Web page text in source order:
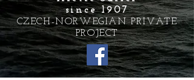
since 1907
CZECH-NORWEGIAN PRIVATE
PROJECT